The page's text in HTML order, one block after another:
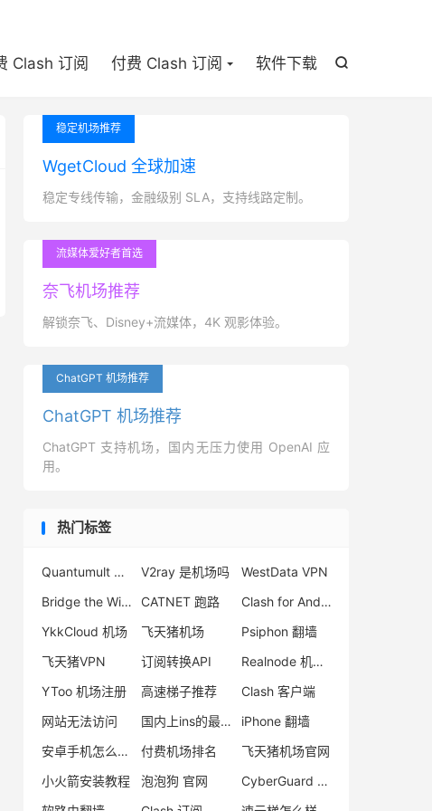

Clash 订阅 付费 Clash 订阅 软件下载
稳定机场推荐
WgetCloud 全球加速
稳定专线传输，金融级别 SLA，支持线路定制。
流媒体爱好者首选
奈飞机场推荐
解锁奈飞、Disney+流媒体，4K 观影体验。
ChatGPT 机场推荐
ChatGPT 机场推荐
ChatGPT 支持机场，国内无压力使用 OpenAI 应
用。
热门标签
Quantumult X 和 Shadowrocket 哪个好 V2ray 是机场吗
WestData VPN
Bridge the Wise 官网
CATNET 跑路
Clash for Android 2.5.12
YkkCloud 机场
飞天猪机场
Psiphon 翻墙
飞天猪VPN
订阅转换API
Realnode 机场怎么样
YToo 机场注册
高速梯子推荐
Clash 客户端
网站无法访问
国内上ins的最新方法
iPhone 翻墙
安卓手机怎么翻墙
付费机场排名
飞天猪机场官网
小火箭安装教程
泡泡狗 官网
CyberGuard 机场怎么样